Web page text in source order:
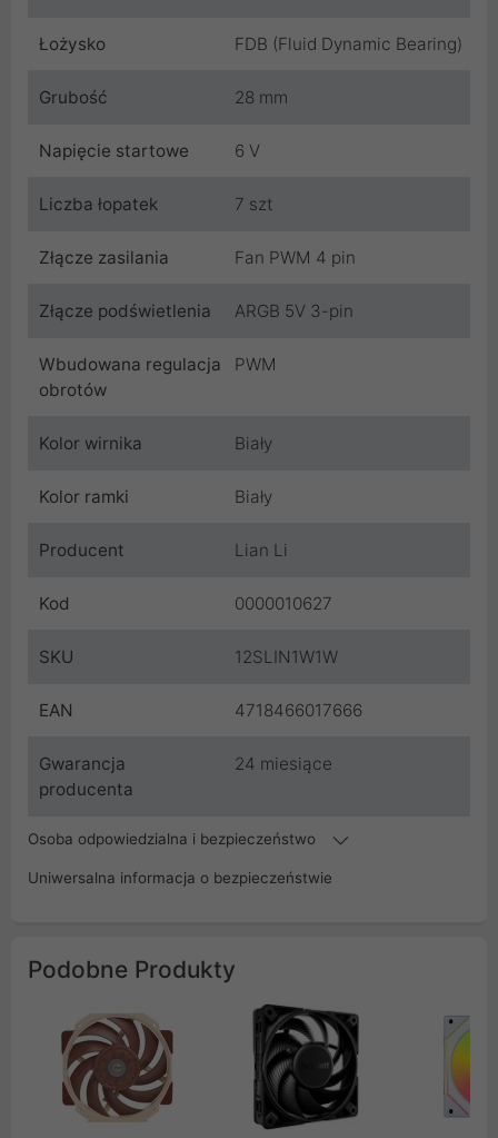
Łożysko FDB (Fluid Dynamic Bearing)
Grubość 28 mm
Napięcie startowe 6 V
Liczba łopatek 7 szt
Złącze zasilania Fan PWM 4 pin
Złącze podświetlenia ARGB 5V 3-pin
Wbudowana regulacja
obrotów
PWM
Kolor wirnika Biały
Kolor ramki Biały
Producent Lian Li
Kod 0000010627
SKU 12SLIN1W1W
EAN 4718466017666
Gwarancja
producenta
24 miesiące
Osoba odpowiedzialna i bezpieczeństwo
Uniwersalna informacja o bezpieczeństwie
Podobne Produkty